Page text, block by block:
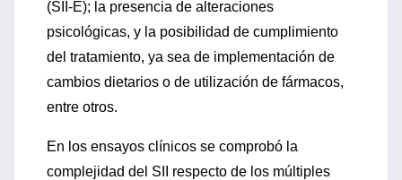
(SII-E); la presencia de alteraciones
psicológicas, y la posibilidad de cumplimiento
del tratamiento, ya sea de implementación de
cambios dietarios o de utilización de fármacos,
entre otros.
En los ensayos clínicos se comprobó la
complejidad del SII respecto de los múltiples